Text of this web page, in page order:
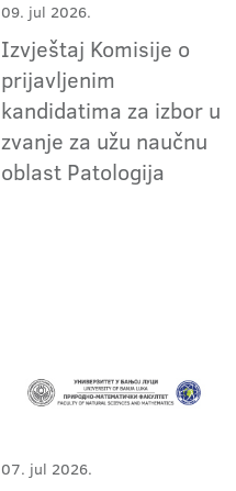
09. jul 2026.
Izvještaj Komisije o
prijavljenim
kandidatima za izbor u
zvanje za užu naučnu
oblast Patologija
07. jul 2026.